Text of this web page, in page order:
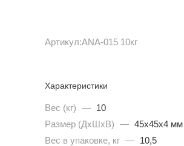
Артикул:ANA-015 10кг
Характеристики
Вес (кг) — 10
Размер (ДхШхВ) — 45х45х4 мм
Вес в упаковке, кг — 10,5